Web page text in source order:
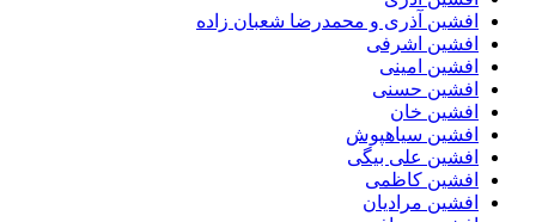
افشین آذری و محمدرضا شعبان زاده
افشین اشرفی
افشین امینی
افشین حسنی
افشین خان
افشین سیاهپوش
افشین علی بیگی
افشین کاظمی
افشین مرادیان